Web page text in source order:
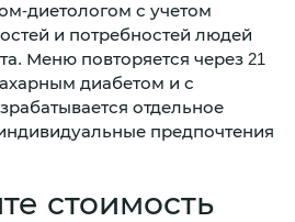
диетологом с учетом
и потребностей людей
Меню повторяется через 21
диабетом и с
отдельное
предпочтения
стоимость